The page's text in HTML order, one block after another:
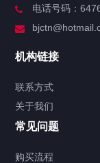
服务分类
签署类文件海
视频中心
电话号码：
机构链接
联系方式
关于我们
常见问题
购买流程